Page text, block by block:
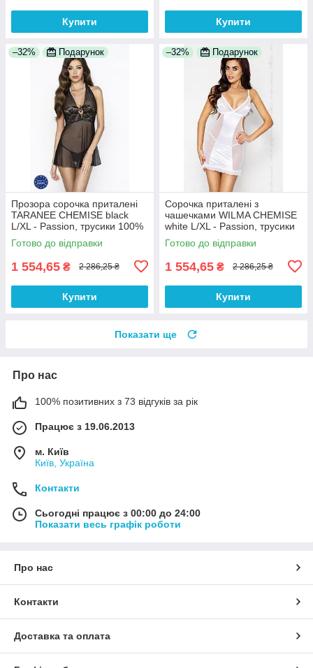
Купити Купити
–32% Подарунок
Прозора сорочка приталені
TARANEE CHEMISE black
L/XL - Passion, трусики 100%
Анонімності
Готово до відправки
1 554,65 ₴ 2 286,25 ₴
Купити
–32% Подарунок
Сорочка приталені з
чашечками WILMA CHEMISE
white L/XL - Passion, трусики
100% Анонімності
Готово до відправки
1 554,65 ₴ 2 286,25 ₴
Купити
Показати ще
Про нас
100% позитивних з 73 відгуків за рік
Працює з 19.06.2013
м. Київ
Київ, Україна
Контакти
Сьогодні працює з 00:00 до 24:00
Показати весь графік роботи
Про нас
Контакти
Доставка та оплата